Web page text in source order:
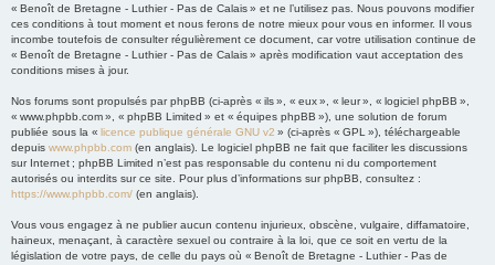
« Benoît de Bretagne - Luthier - Pas de Calais » et ne l’utilisez pas. Nous pouvons modifier
ces conditions à tout moment et nous ferons de notre mieux pour vous en informer. Il vous
incombe toutefois de consulter régulièrement ce document, car votre utilisation continue de
« Benoît de Bretagne - Luthier - Pas de Calais » après modification vaut acceptation des
conditions mises à jour.
Nos forums sont propulsés par phpBB (ci-après « ils », « eux », « leur », « logiciel phpBB »,
« www.phpbb.com », « phpBB Limited » et « équipes phpBB »), une solution de forum
publiée sous la « licence publique générale GNU v2 » (ci-après « GPL »), téléchargeable
depuis www.phpbb.com (en anglais). Le logiciel phpBB ne fait que faciliter les discussions
sur Internet ; phpBB Limited n’est pas responsable du contenu ni du comportement
autorisés ou interdits sur ce site. Pour plus d’informations sur phpBB, consultez :
https://www.phpbb.com/ (en anglais).
Vous vous engagez à ne publier aucun contenu injurieux, obscène, vulgaire, diffamatoire,
haineux, menaçant, à caractère sexuel ou contraire à la loi, que ce soit en vertu de la
législation de votre pays, de celle du pays où « Benoît de Bretagne - Luthier - Pas de